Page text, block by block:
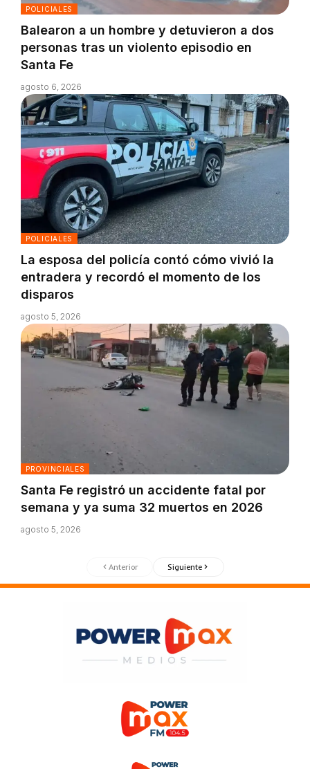
POLICIALES
Balearon a un hombre y detuvieron a dos
personas tras un violento episodio en
Santa Fe
agosto 6, 2026
POLICIALES
La esposa del policía contó cómo vivió la
entradera y recordó el momento de los
disparos
agosto 5, 2026
PROVINCIALES
Santa Fe registró un accidente fatal por
semana y ya suma 32 muertos en 2026
agosto 5, 2026
Anterior Siguiente